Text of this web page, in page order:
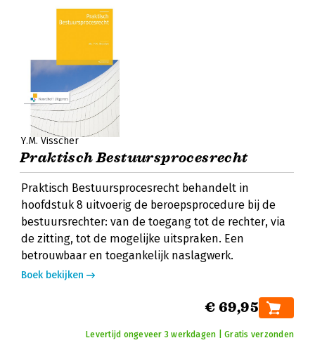
Y.M. Visscher
Praktisch Bestuursprocesrecht
Praktisch Bestuursprocesrecht behandelt in
hoofdstuk 8 uitvoerig de beroepsprocedure bij de
bestuursrechter: van de toegang tot de rechter, via
de zitting, tot de mogelijke uitspraken. Een
betrouwbaar en toegankelijk naslagwerk.
Boek bekijken
€ 69,95
Levertijd ongeveer 3 werkdagen | Gratis verzonden